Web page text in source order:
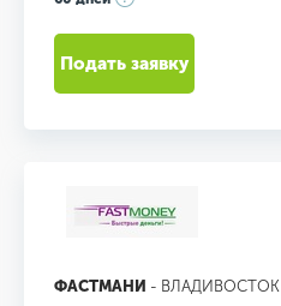
Подать заявку
ФАСТМАНИ - ВЛАДИВОСТОК